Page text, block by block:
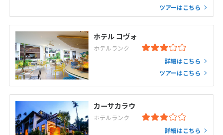
ツアーはこちら
ホテル コヴォ
ホテルランク
詳細はこちら
ツアーはこちら
カーサカラウ
ホテルランク
詳細はこちら